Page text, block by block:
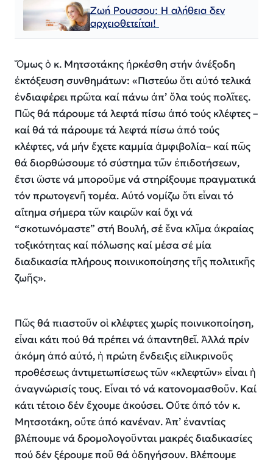
Ζωή Ρουσσου: Η αλήθεια δεν
αρχειοθετείται!
Ὅμως ὁ κ. Μητσοτάκης ἠρκέσθη στήν ἀνέξοδη
ἐκτόξευση συνθημάτων: «Πιστεύω ὅτι αὐτό τελικά
ἐνδιαφέρει πρῶτα καί πάνω ἀπ’ ὅλα τούς πολῖτες.
Πῶς θά πάρουμε τά λεφτά πίσω ἀπό τούς κλέφτες –
καί θά τά πάρουμε τά λεφτά πίσω ἀπό τούς
κλέφτες, νά μήν ἔχετε καμμία ἀμφιβολία– καί πῶς
θά διορθώσουμε τό σύστημα τῶν ἐπιδοτήσεων,
ἔτσι ὥστε νά μποροῦμε νά στηρίξουμε πραγματικά
τόν πρωτογενῆ τομέα. Αὐτό νομίζω ὅτι εἶναι τό
αἴτημα σήμερα τῶν καιρῶν καί ὄχι νά
“σκοτωνόμαστε” στή Βουλή, σέ ἕνα κλῖμα ἀκραίας
τοξικότητας καί πόλωσης καί μέσα σέ μία
διαδικασία πλήρους ποινικοποίησης τῆς πολιτικῆς
ζωῆς».
Πῶς θά πιαστοῦν οἱ κλέφτες χωρίς ποινικοποίηση,
εἶναι κάτι πού θά πρέπει νά ἀπαντηθεῖ. Ἀλλά πρίν
ἀκόμη ἀπό αὐτό, ἡ πρώτη ἔνδειξις εἰλικρινοῦς
προθέσεως ἀντιμετωπίσεως τῶν «κλεφτῶν» εἶναι ἡ
ἀναγνώρισίς τους. Εἶναι τό νά κατονομασθοῦν. Καί
κάτι τέτοιο δέν ἔχουμε ἀκούσει. Οὔτε ἀπό τόν κ.
Μητσοτάκη, οὔτε ἀπό κανέναν. Ἀπ’ ἐναντίας
βλέπουμε νά δρομολογοῦνται μακρές διαδικασίες
πού δέν ξέρουμε ποῦ θά ὁδηγήσουν. Βλέπουμε